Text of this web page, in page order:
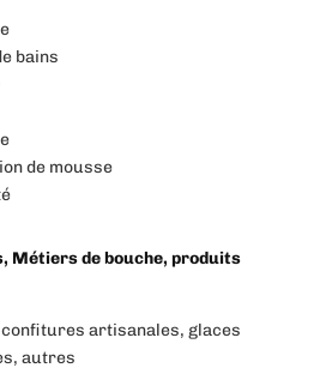
bains
de mousse
Métiers de bouche, produits
artisanales, glaces
autres